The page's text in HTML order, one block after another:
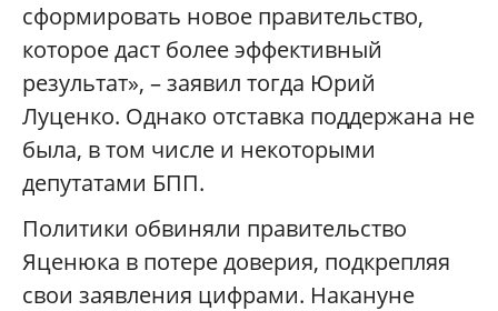
сформировать новое правительство,
которое даст более эффективный
результат», – заявил тогда Юрий
Луценко. Однако отставка поддержана не
была, в том числе и некоторыми
депутатами БПП.
Политики обвиняли правительство
Яценюка в потере доверия, подкрепляя
свои заявления цифрами. Накануне